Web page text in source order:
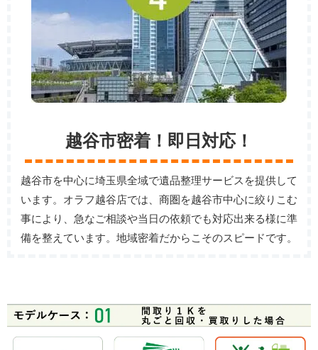
越谷市密着！即日対応！
越谷市を中心に埼玉県全域で遺品整理サービスを提供して
います。オラフ越谷店では、商圏を越谷市中心に絞りこむ
事により、急なご相談や当日の依頼でも対応出来る様に準
備を整えています。地域密着だからこそのスピードです。